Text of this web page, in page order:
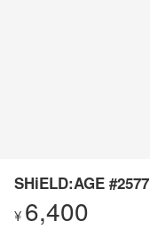
SHiELD:AGE #2577
¥ 6,400